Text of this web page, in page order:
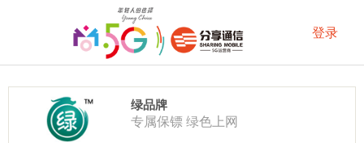
绿品牌
专属保镖 绿色上网